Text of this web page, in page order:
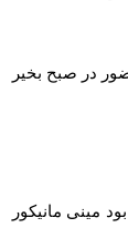
در صبح بخیر
مینی مانیکور